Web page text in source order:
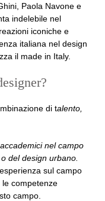
Paola Navone e
indelebile nel
iconiche e
italiana nel design
il made in Italy.
di talento,
nel campo
del design urbano.
sul campo
competenze
campo.